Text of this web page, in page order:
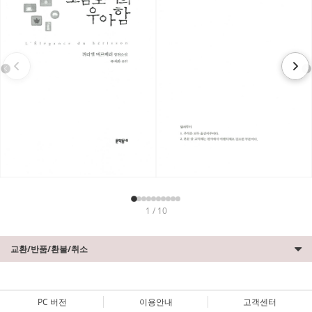
1 / 10
교환/반품/환불/취소
PC 버전 이용안내 고객센터